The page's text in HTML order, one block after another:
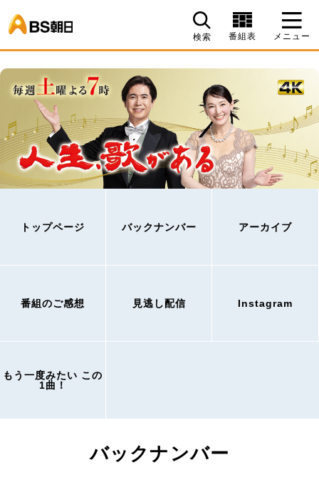
検索 番組表 メニュー
トップページ バックナンバー アーカイブ
番組のご感想 見逃し配信 Instagram
もう一度みたい この
1曲！
バックナンバー